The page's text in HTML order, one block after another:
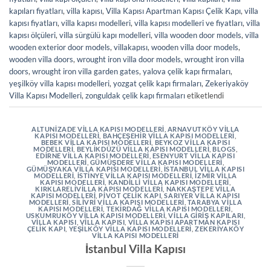
kapıları fiyatları, villa kapısı, Villa Kapısı Apartman Kapısı Çelik Kapı, villa
kapısı fiyatları, villa kapısı modelleri, villa kapısı modelleri ve fiyatları, villa
kapısı ölçüleri, villa sürgülü kapı modelleri, villa wooden door models, villa
wooden exterior door models, villakapısı, wooden villa door models,
wooden villa doors, wrought iron villa door models, wrought iron villa
doors, wrought iron villa garden gates, yalova çelik kapı firmaları,
yeşilköy villa kapısı modelleri, yozgat çelik kapı firmaları, Zekeriyaköy
Villa Kapısı Modelleri, zonguldak çelik kapı firmalarıetiketlendi
ALTUNIZADE VILLA KAPISI MODELLERI ARNAVUTKÖY VILLA
KAPISI MODELLERI BAHÇEŞEHIR VILLA KAPISI MODELLERI
BEBEK VILLA KAPISI MODELLERI BEYKOZ VILLA KAPISI
MODELLERI BEYLIKDÜZÜ VILLA KAPISI MODELLERI ,BLOGS
EDIRNE VILLA KAPISI MODELLERI ESENYURT VILLA KAPISI
MODELLERI GÜMÜŞDERE VILLA KAPISI MODELLERI
GÜMÜŞYAKA VILLA KAPISI MODELLERI İSTANBUL VILLA KAPISI
MODELLERI İSTINYE VILLA KAPISI MODELLERI ,İZMIR VILLA
KAPISI MODELLERI KANDILLI VILLA KAPISI MODELLERI
KIRKLARELIVILLA KAPISI MODELLERI NAKKAŞTEPE VILLA
KAPISI MODELLERI PIVOT ÇELIK KAPI ,SARIYER VILLA KAPISI
MODELLERI SILIVRI VILLA KAPISI MODELLERI TARABYA VILLA
KAPISI MODELLERI TEKIRDAĞ VILLA KAPISI MODELLERI
USKUMRUKÖY VILLA KAPISI MODELLERI ,VILLA GIRIŞ KAPILARI
VILLA KAPISI VILLA KAPISI VILLA KAPISI APARTMAN KAPISI
ÇELIK KAPI YEŞILKÖY VILLA KAPISI MODELLERI ,ZEKERIYAKÖY
VILLA KAPISI MODELLERI
İstanbul Villa Kapısı